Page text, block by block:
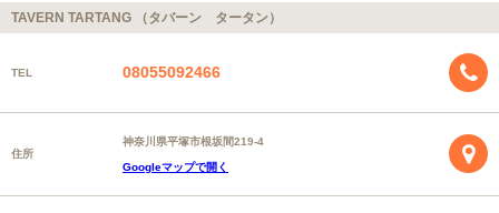
TAVERN TARTANG （タバーン タータン）
TEL 08055092466
住所
神奈川県平塚市根坂間219-4
Googleマップで開く